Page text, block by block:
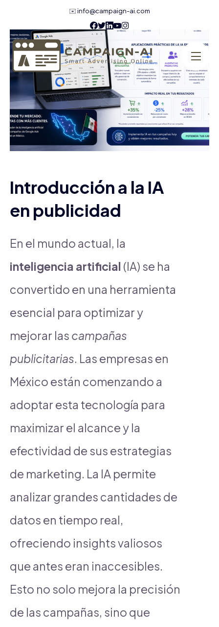
✉️info@campaign-ai.com
Introducción a la IA
en publicidad
En el mundo actual, la
inteligencia artificial (IA) se ha
convertido en una herramienta
esencial para optimizar y
mejorar las campañas
publicitarias. Las empresas en
México están comenzando a
adoptar esta tecnología para
maximizar el alcance y la
efectividad de sus estrategias
de marketing. La IA permite
analizar grandes cantidades de
datos en tiempo real,
ofreciendo insights valiosos
que antes eran inaccesibles.
Esto no solo mejora la precisión
de las campañas, sino que